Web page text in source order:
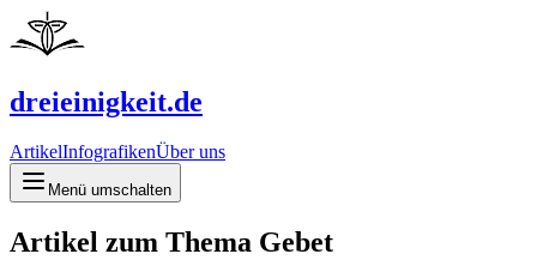
dreieinigkeit.de
ArtikelInfografikenÜber uns
Menü umschalten
Artikel zum Thema Gebet